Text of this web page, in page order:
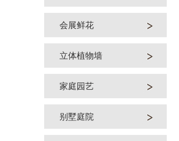
会展鲜花
立体植物墙
家庭园艺
别墅庭院